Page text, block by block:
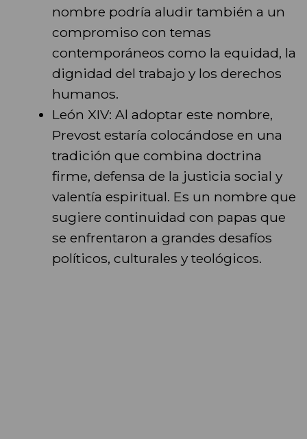
nombre podría aludir también a un
compromiso con temas
contemporáneos como la equidad, la
dignidad del trabajo y los derechos
humanos.
León XIV: Al adoptar este nombre,
Prevost estaría colocándose en una
tradición que combina doctrina
firme, defensa de la justicia social y
valentía espiritual. Es un nombre que
sugiere continuidad con papas que
se enfrentaron a grandes desafíos
políticos, culturales y teológicos.